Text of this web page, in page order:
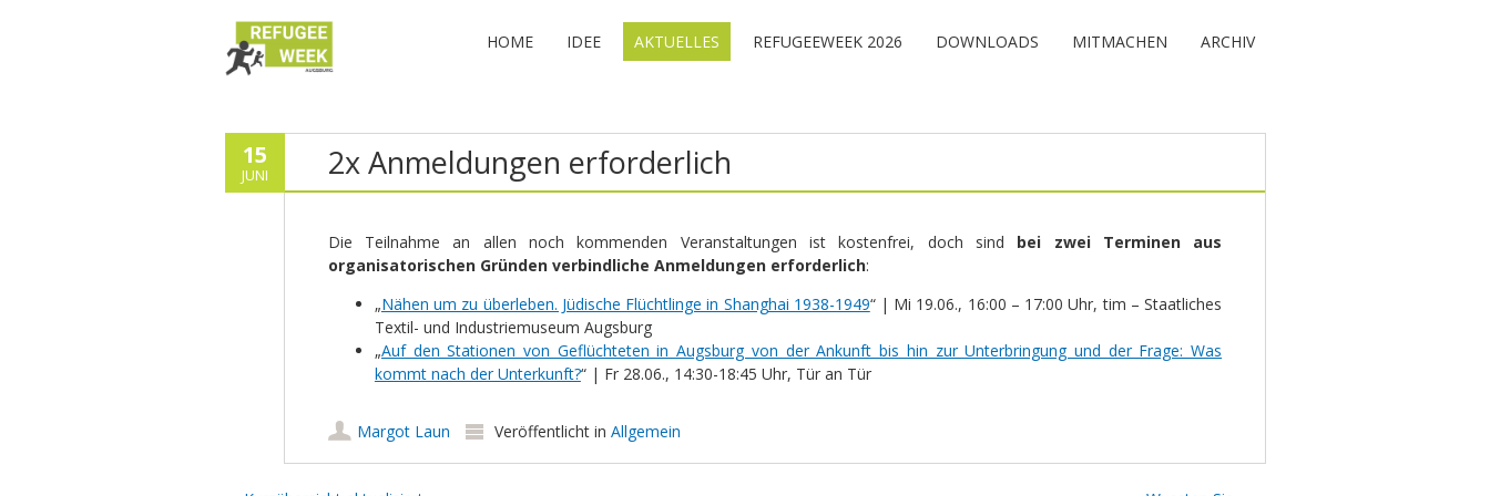
HOME IDEE AKTUELLES REFUGEEWEEK 2026 DOWNLOADS MITMACHEN ARCHIV
15
JUNI 2x Anmeldungen erforderlich
Die Teilnahme an allen noch kommenden Veranstaltungen ist kostenfrei, doch sind bei zwei Terminen aus
organisatorischen Gründen verbindliche Anmeldungen erforderlich:
„Nähen um zu überleben. Jüdische Flüchtlinge in Shanghai 1938-1949“ | Mi 19.06., 16:00 – 17:00 Uhr, tim – Staatliches
Textil- und Industriemuseum Augsburg
„Auf den Stationen von Geflüchteten in Augsburg von der Ankunft bis hin zur Unterbringung und der Frage: Was
kommt nach der Unterkunft?“ | Fr 28.06., 14:30-18:45 Uhr, Tür an Tür
Margot Laun Veröffentlicht in Allgemein